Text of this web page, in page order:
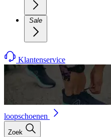
Sale
Klantenservice
loopschoenen
Zoek